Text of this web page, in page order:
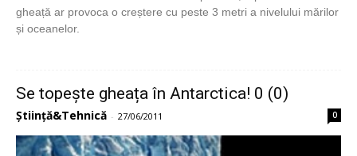
gheață ar provoca o creștere cu peste 3 metri a nivelului mărilor
și oceanelor.
Se topește gheața în Antarctica! 0 (0)
Știință&Tehnică - 27/06/2011 0